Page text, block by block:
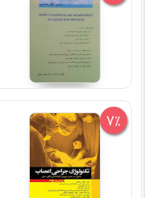
7%